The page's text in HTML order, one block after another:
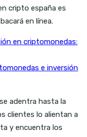
cripto españa es
en línea.
en criptomonedas:
e inversión
adentra hasta la
clientes lo alientan a
y encuentra los